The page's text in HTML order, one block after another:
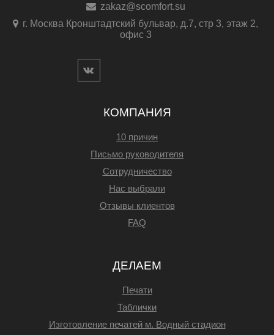
zakaz@scomfort.su
г. Москва Кронштадтский бульвар, д.7, стр 3, этаж 2,
офис 3
КОМПАНИЯ
10 причин
Письмо руководителя
Сотрудничество
Нас выбрали
Отзывы клиентов
FAQ
ДЕЛАЕМ
Печати
Таблички
Изготовление печатей м. Водный стадион